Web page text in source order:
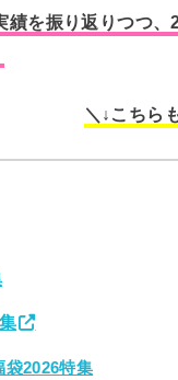
績を振り返りつつ
＼↓こちら
2026特集